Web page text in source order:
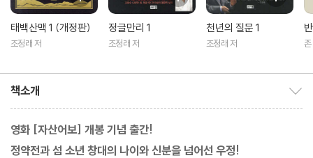
태백산맥 1 (개정판)
조정래 저
정글만리 1
조정래 저
천년의 질문 1
조정래 저
존
책소개
영화 [자산어보] 개봉 기념 출간!
정약전과 섬 소년 창대의 나이와 신분을 넘어선 우정!